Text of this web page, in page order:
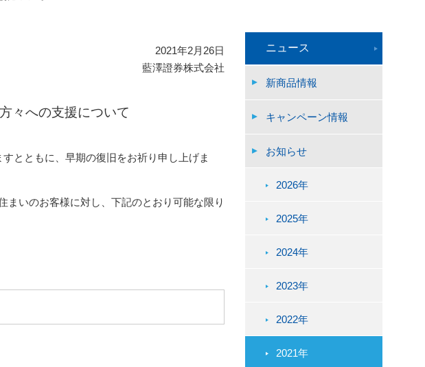
2021年2月26日
藍澤證券株式会社
々への支援について
とともに、早期の復旧をお祈り申し上げま
いのお客様に対し、下記のとおり可能な限り
ニュース
新商品情報
キャンペーン情報
お知らせ
2026年
2025年
2024年
2023年
2022年
2021年